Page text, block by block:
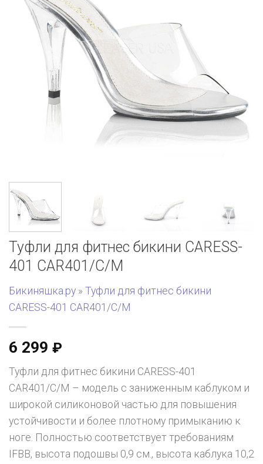
Туфли для фитнес бикини CARESS-
401 CAR401/C/M
Бикиняшка.ру » Туфли для фитнес бикини
CARESS-401 CAR401/C/M
6 299 ₽
Туфли для фитнес бикини CARESS-401
CAR401/C/M – модель с заниженным каблуком и
широкой силиконовой частью для повышения
устойчивости и более плотному примыканию к
ноге. Полностью соответствует требованиям
IFBB, высота подошвы 0,9 см., высота каблука 10,2